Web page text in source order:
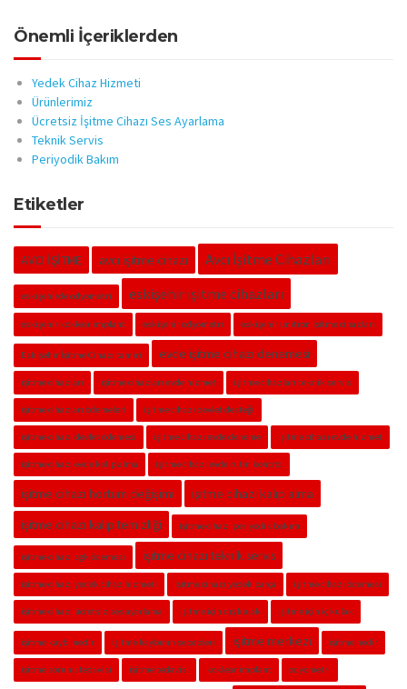
Önemli İçeriklerden
Yedek Cihaz Hizmeti
Ürünlerimiz
Ücretsiz İşitme Cihazı Ses Ayarlama
Teknik Servis
Periyodik Bakım
Etiketler
AVCI İŞİTME avcı işitme cihazı Avcı İşitme Cihazları
eskişehirde odyometri eskişehir işitme cihazları
eskişehir koklear implant eskişehir odyometri eskişehir unitron işitme cihazları
Eskişehir İşitme Cihazı tamiri evde işitme cihazı denemesi
işitme cihazları işitme cihazları evde hizmet işitme cihazları teknik servis
işitme cihazları ödemeleri işitme cihazı devlet desteği
işitme cihazı devlet ödemesi işitme cihazı evde deneme işitme cihazı evde hizmet
işitme cihazı evde kalıp alma işitme cihazı evde rutin kontrol
işitme cihazı hortum değişimi
işitme cihazı kalıp alma
işitme cihazı kalıp temizliği
işitme cihazı periyodik bakım
işitme cihazı sgk ödemesi işitme cihazı teknik servis
işitme cihazı yedek cihaz hizmeti işitme cihazı yedek parça işitme cihazı ödemesi
işitme cihazı ücretsiz ses ayarlama işitme için dış kulak işitme için iç kulak
işitme kaybı nedir işitme kaybının sebepleri işitme merkezi işitme nedir
işitme sorunu tedavisi işitme tedavisi koklear implant odyometri